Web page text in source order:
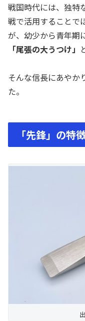
戦国時代には、独特
戦で活用することで
が、幼少から青年期
「尾張の大うつけ」
そんな信長にあやか
た。
「先鋒」の特